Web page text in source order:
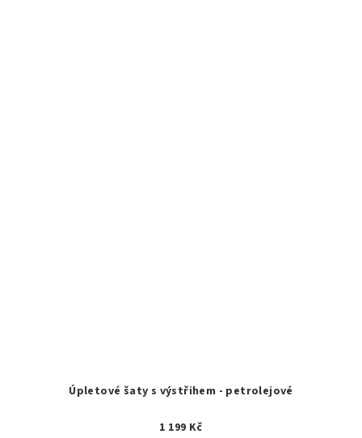
Úpletové šaty s výstřihem - petrolejové
1 199 Kč